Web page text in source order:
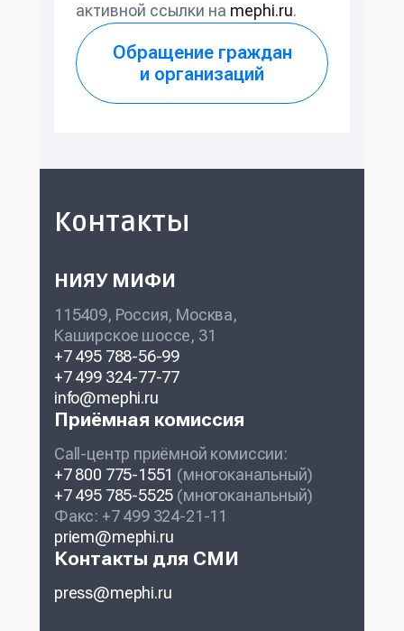
активной ссылки на mephi.ru.
Обращение граждан
и организаций
Контакты
НИЯУ МИФИ
115409, Россия, Москва,
Каширское шоссе, 31
+7 495 788-56-99
+7 499 324-77-77
info@mephi.ru
Приёмная комиссия
Call-центр приёмной комиссии:
+7 800 775-1551 (многоканальный)
+7 495 785-5525 (многоканальный)
Факс: +7 499 324-21-11
priem@mephi.ru
Контакты для СМИ
press@mephi.ru